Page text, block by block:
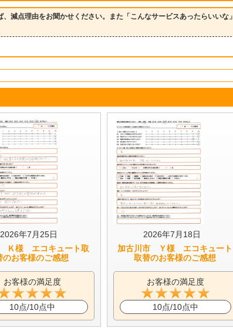
減点理由をお聞かせください。また「こんなサービスあったらいいな」
2026年7月25日
Ｋ様 エコキュート取
のお客様のご感想
お客様の満足度
10点/10点中
2026年7月18日
加古川市 Ｙ様 エコキュート
取替のお客様のご感想
お客様の満足度
10点/10点中